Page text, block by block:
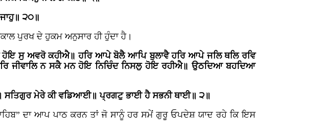
੨੦॥
ਪੁਰਖ ਦੇ ਹੁਕਮ ਅਨੁਸਾਰ ਹੀ ਹੁੰਦਾ ਹੈ।
ਸੁ ਅਵਰੋ ਕਹੀਐ॥ ਹਰਿ ਆਪੇ ਬੋਲੈ ਆਪਿ ਬੁਲਾਵੈ ਹਰਿ ਆਪੇ ਜਲਿ ਥਲਿ ਰਵਿ
ਜੀਵਾਲਿ ਨ ਸਕੈ ਮਨ ਹੋਇ ਨਿਚਿੰਦ ਨਿਸਲੁ ਹੋਇ ਰਹੀਐ॥ ਉਠਦਿਆ ਬਹਦਿਆ
ਸਤਿਗੁਰ ਮੇਰੇ ਕੀ ਵਡਿਆਈ॥ ਪ੍ਰਗਟੁ ਭਾਈ ਹੈ ਸਭਨੀ ਥਾਈ॥ ੨॥
ਦਾ ਆਪ ਪਾਠ ਕਰਨ ਤਾਂ ਜੋ ਸਾਨੂੰ ਹਰ ਸਮੇਂ ਗੁਰੂ ਓਪਦੇਸ਼ ਯਾਦ ਰਹੇ ਕਿ ਇਸ